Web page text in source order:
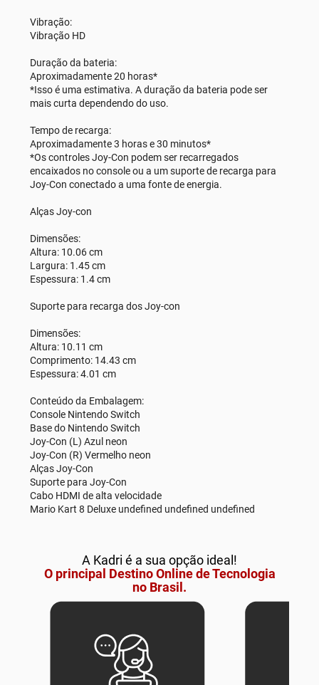
Vibração:
Vibração HD
Duração da bateria:
Aproximadamente 20 horas*
*Isso é uma estimativa. A duração da bateria pode ser
mais curta dependendo do uso.
Tempo de recarga:
Aproximadamente 3 horas e 30 minutos*
*Os controles Joy-Con podem ser recarregados
encaixados no console ou a um suporte de recarga para
Joy-Con conectado a uma fonte de energia.
Alças Joy-con
Dimensões:
Altura: 10.06 cm
Largura: 1.45 cm
Espessura: 1.4 cm
Suporte para recarga dos Joy-con
Dimensões:
Altura: 10.11 cm
Comprimento: 14.43 cm
Espessura: 4.01 cm
Conteúdo da Embalagem:
Console Nintendo Switch
Base do Nintendo Switch
Joy-Con (L) Azul neon
Joy-Con (R) Vermelho neon
Alças Joy-Con
Suporte para Joy-Con
Cabo HDMI de alta velocidade
Mario Kart 8 Deluxe undefined undefined undefined
A Kadri é a sua opção ideal!
O principal Destino Online de Tecnologia
no Brasil.